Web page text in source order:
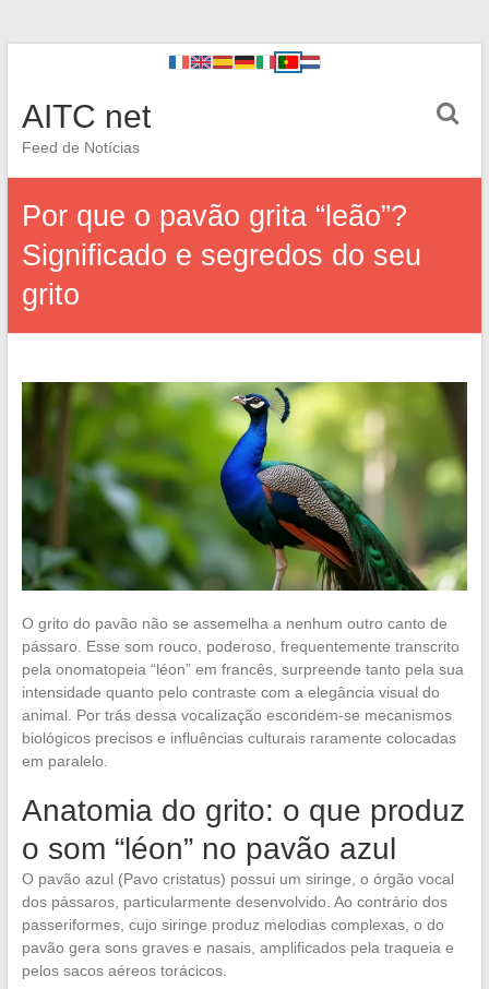
AITC net
Feed de Notícias
Por que o pavão grita “leão”?
Significado e segredos do seu
grito
O grito do pavão não se assemelha a nenhum outro canto de
pássaro. Esse som rouco, poderoso, frequentemente transcrito
pela onomatopeia “léon” em francês, surpreende tanto pela sua
intensidade quanto pelo contraste com a elegância visual do
animal. Por trás dessa vocalização escondem-se mecanismos
biológicos precisos e influências culturais raramente colocadas
em paralelo.
Anatomia do grito: o que produz
o som “léon” no pavão azul
O pavão azul (Pavo cristatus) possui um siringe, o órgão vocal
dos pássaros, particularmente desenvolvido. Ao contrário dos
passeriformes, cujo siringe produz melodias complexas, o do
pavão gera sons graves e nasais, amplificados pela traqueia e
pelos sacos aéreos torácicos.